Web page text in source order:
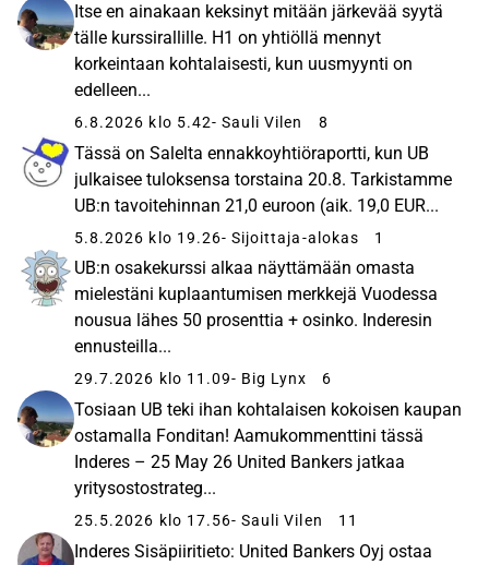
Itse en ainakaan keksinyt mitään järkevää syytä
tälle kurssirallille. H1 on yhtiöllä mennyt
korkeintaan kohtalaisesti, kun uusmyynti on
edelleen...
6.8.2026 klo 5.42- Sauli Vilen 8
Tässä on Salelta ennakkoyhtiöraportti, kun UB
julkaisee tuloksensa torstaina 20.8. Tarkistamme
UB:n tavoitehinnan 21,0 euroon (aik. 19,0 EUR...
5.8.2026 klo 19.26- Sijoittaja-alokas 1
UB:n osakekurssi alkaa näyttämään omasta
mielestäni kuplaantumisen merkkejä Vuodessa
nousua lähes 50 prosenttia + osinko. Inderesin
ennusteilla...
29.7.2026 klo 11.09- Big Lynx 6
Tosiaan UB teki ihan kohtalaisen kokoisen kaupan
ostamalla Fonditan! Aamukommenttini tässä
Inderes – 25 May 26 United Bankers jatkaa
yritysostostrateg...
25.5.2026 klo 17.56- Sauli Vilen 11
Inderes Sisäpiiritieto: United Bankers Oyj ostaa